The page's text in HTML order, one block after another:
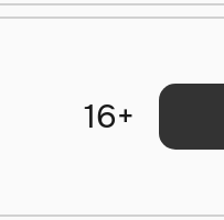
16+